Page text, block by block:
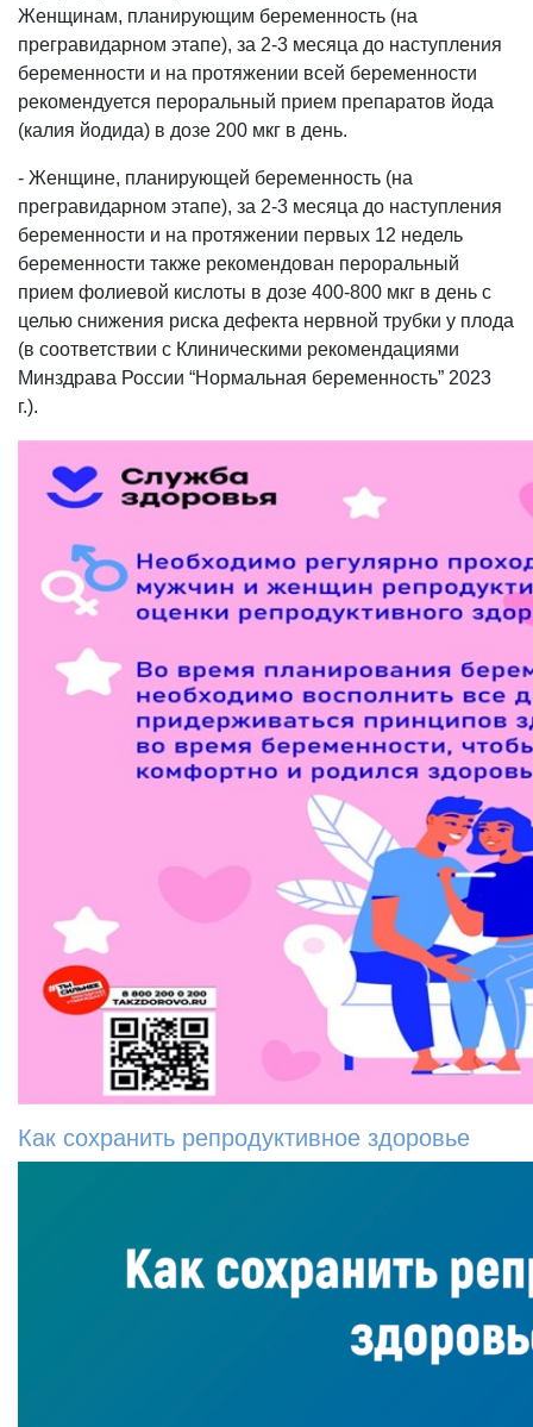
Женщинам, планирующим беременность (на
прегравидарном этапе), за 2-3 месяца до наступления
беременности и на протяжении всей беременности
рекомендуется пероральный прием препаратов йода
(калия йодида) в дозе 200 мкг в день.
- Женщине, планирующей беременность (на
прегравидарном этапе), за 2-3 месяца до наступления
беременности и на протяжении первых 12 недель
беременности также рекомендован пероральный
прием фолиевой кислоты в дозе 400-800 мкг в день с
целью снижения риска дефекта нервной трубки у плода
(в соответствии с Клиническими рекомендациями
Минздрава России “Нормальная беременность” 2023
г.).
Как сохранить репродуктивное здоровье